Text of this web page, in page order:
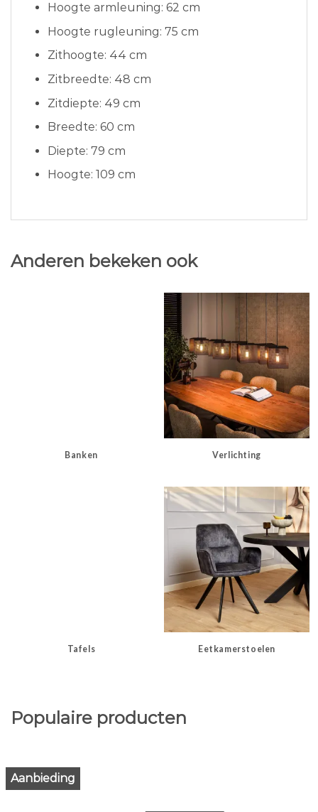
Hoogte armleuning: 62 cm
Hoogte rugleuning: 75 cm
Zithoogte: 44 cm
Zitbreedte: 48 cm
Zitdiepte: 49 cm
Breedte: 60 cm
Diepte: 79 cm
Hoogte: 109 cm
Anderen bekeken ook
Banken Verlichting
Tafels Eetkamerstoelen
Populaire producten
Aanbieding